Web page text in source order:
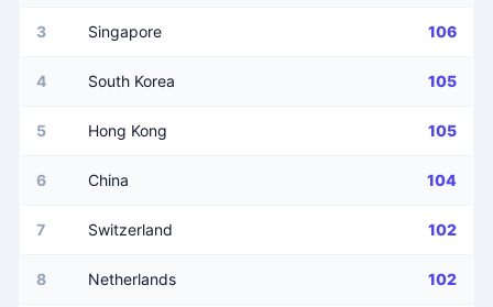
3 Singapore 106
4 South Korea 105
5 Hong Kong 105
6 China 104
7 Switzerland 102
8 Netherlands 102